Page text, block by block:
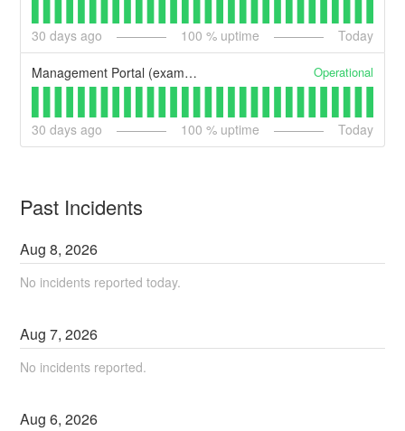
30 days ago 100 % uptime Today
Management Portal (example) Operational
30 days ago 100 % uptime Today
Past Incidents
Aug8,2026
No incidents reported today.
Aug7,2026
No incidents reported.
Aug6,2026